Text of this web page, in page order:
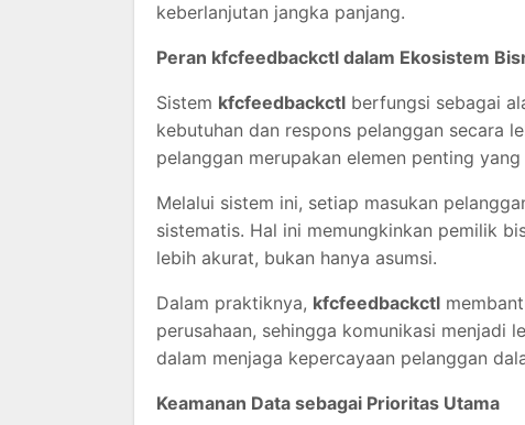
keberlanjutan jangka panjang.
Peran kfcfeedbackctl dalam Ekosistem
Sistem kfcfeedbackctl berfungsi sebagai
kebutuhan dan respons pelanggan secara
pelanggan merupakan elemen penting
Melalui sistem ini, setiap masukan
sistematis. Hal ini memungkinkan pemilik
lebih akurat, bukan hanya asumsi.
Dalam praktiknya, kfcfeedbackctl
perusahaan, sehingga komunikasi menjadi
dalam menjaga kepercayaan pelanggan
Keamanan Data sebagai Prioritas Utama